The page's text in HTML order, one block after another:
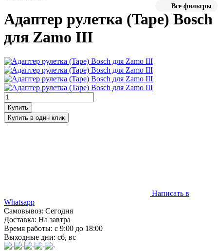
Все фильтры
Адаптер рулетка (Tape) Bosch
для Zamo III
Написать в
Whatsapp
Самовывоз: Сегодня
Доставка: На завтра
Время работы: с 9:00 до 18:00
Выходные дни: сб, вс